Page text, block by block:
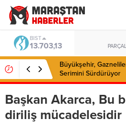
BIST
13.703,13
Büyükşehir,
Serimini Sürdürüyor
Başkan Akarca, Bu
diriliş mücadelesidir